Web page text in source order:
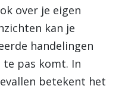
over je eigen
kan je
handelingen
pas komt. In
betekent het